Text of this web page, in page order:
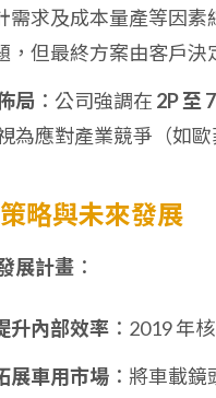
需求及成本量產等因
，但最終方案由客戶決
局 ：公司強調在 2P 至
為應對產業競爭（如
略與未來發展
展計畫 ：
升內部效率 ：2019 年
展車用市場 ：將車載